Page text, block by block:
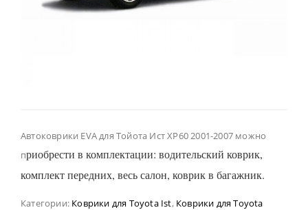
Автоковрики EVA для Тойота Ист ХР60 2001-2007 можно
приобрести в комплектации: водительский коврик,
комплект передних, весь салон, коврик в багажник.
Категории: Коврики для Toyota Ist, Коврики для Toyota